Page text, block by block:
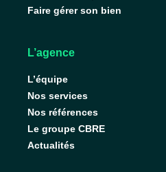
Faire gérer son bien
L’agence
L’équipe
Nos services
Nos références
Le groupe CBRE
Actualités